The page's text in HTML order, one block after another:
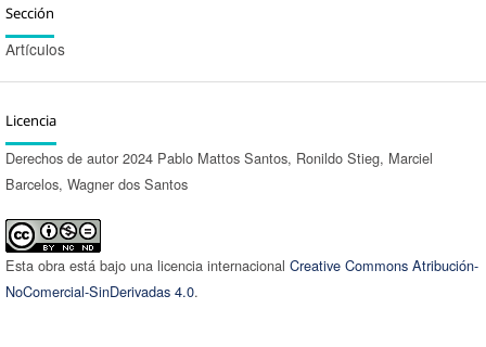
Sección
Artículos
Licencia
Derechos de autor 2024 Pablo Mattos Santos, Ronildo Stieg, Marciel
Barcelos, Wagner dos Santos
Esta obra está bajo una licencia internacional Creative Commons Atribución-
NoComercial-SinDerivadas 4.0.